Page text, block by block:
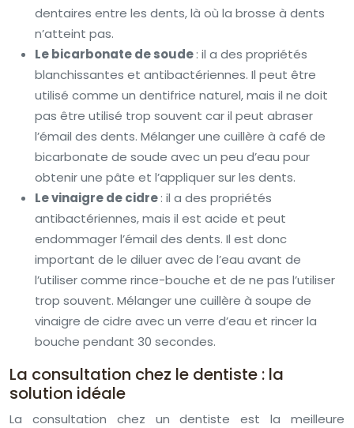
dentaires entre les dents, là où la brosse à dents
n’atteint pas.
Le bicarbonate de soude: il a des propriétés
blanchissantes et antibactériennes. Il peut être
utilisé comme un dentifrice naturel, mais il ne doit
pas être utilisé trop souvent car il peut abraser
l’émail des dents. Mélanger une cuillère à café de
bicarbonate de soude avec un peu d’eau pour
obtenir une pâte et l’appliquer sur les dents.
Le vinaigre de cidre: il a des propriétés
antibactériennes, mais il est acide et peut
endommager l’émail des dents. Il est donc
important de le diluer avec de l’eau avant de
l’utiliser comme rince-bouche et de ne pas l’utiliser
trop souvent. Mélanger une cuillère à soupe de
vinaigre de cidre avec un verre d’eau et rincer la
bouche pendant 30 secondes.
La consultation chez le dentiste : la
solution idéale
La consultation chez un dentiste est la meilleure